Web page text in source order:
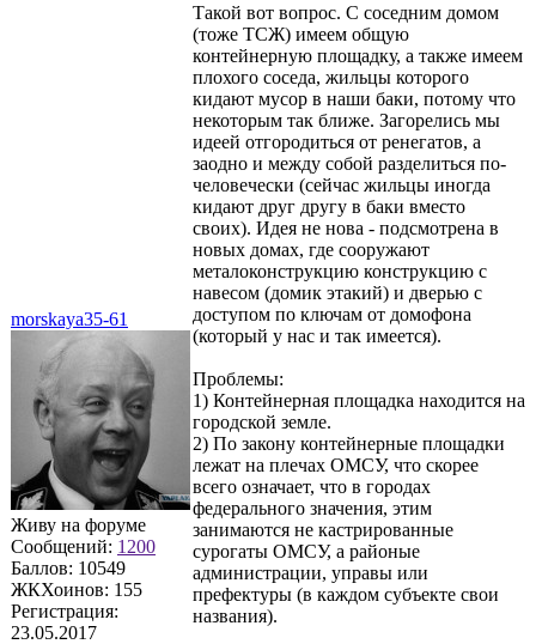
morskaya35-61
Живу на форуме
Сообщений: 1200
Баллов: 10549
ЖКХоинов: 155
Регистрация:
23.05.2017
Такой вот вопрос. С соседним домом
(тоже ТСЖ) имеем общую
контейнерную площадку, а также имеем
плохого соседа, жильцы которого
кидают мусор в наши баки, потому что
некоторым так ближе. Загорелись мы
идеей отгородиться от ренегатов, а
заодно и между собой разделиться по-
человечески (сейчас жильцы иногда
кидают друг другу в баки вместо
своих). Идея не нова - подсмотрена в
новых домах, где сооружают
металоконструкцию конструкцию с
навесом (домик этакий) и дверью с
доступом по ключам от домофона
(который у нас и так имеется).
Проблемы:
1) Контейнерная площадка находится на
городской земле.
2) По закону контейнерные площадки
лежат на плечах ОМСУ, что скорее
всего означает, что в городах
федерального значения, этим
занимаются не кастрированные
сурогаты ОМСУ, а районые
администрации, управы или
префектуры (в каждом субъекте свои
названия).